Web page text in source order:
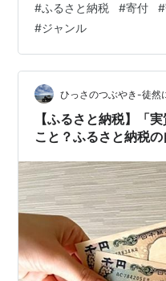
けじゃないんです。 実は
や、思い出に残る体験型
ちを伝える寄附まで、驚
す。 今回は、ふるさと
広がる、食べ物以外の魅
◯日々の暮らしを豊か
#ふるさと納税 #寄付 #
#ジャンル
ひっさのつぶやき-徒然
【ふるさと納税】「
こと？ふるさと納税